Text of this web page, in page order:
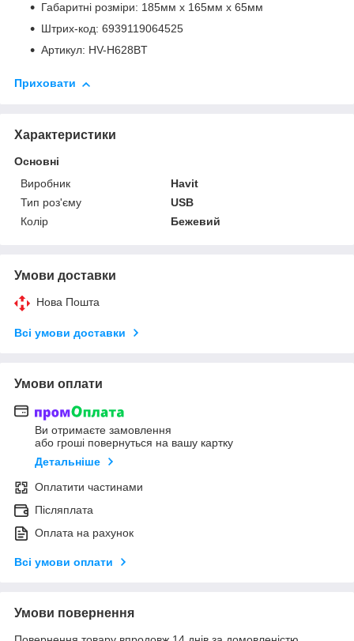
Габаритні розміри: 185мм х 165мм х 65мм
Штрих-код: 6939119064525
Артикул: HV-H628BT
Приховати
Характеристики
Основні
Виробник
Havit
Тип роз'єму
USB
Колір
Бежевий
Умови доставки
Нова Пошта
Всі умови доставки
Умови оплати
Ви отримаєте замовлення
або гроші повернуться на вашу картку
Детальніше
Оплатити частинами
Післяплата
Оплата на рахунок
Всі умови оплати
Умови повернення